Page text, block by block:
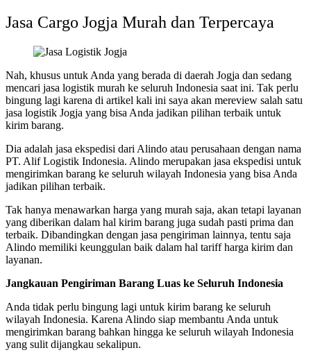
Jasa Cargo Jogja Murah dan Terpercaya
Nah, khusus untuk Anda yang berada di daerah Jogja dan sedang
mencari jasa logistik murah ke seluruh Indonesia saat ini. Tak perlu
bingung lagi karena di artikel kali ini saya akan mereview salah satu
jasa logistik Jogja yang bisa Anda jadikan pilihan terbaik untuk
kirim barang.
Dia adalah jasa ekspedisi dari Alindo atau perusahaan dengan nama
PT. Alif Logistik Indonesia. Alindo merupakan jasa ekspedisi untuk
mengirimkan barang ke seluruh wilayah Indonesia yang bisa Anda
jadikan pilihan terbaik.
Tak hanya menawarkan harga yang murah saja, akan tetapi layanan
yang diberikan dalam hal kirim barang juga sudah pasti prima dan
terbaik. Dibandingkan dengan jasa pengiriman lainnya, tentu saja
Alindo memiliki keunggulan baik dalam hal tariff harga kirim dan
layanan.
Jangkauan Pengiriman Barang Luas ke Seluruh Indonesia
Anda tidak perlu bingung lagi untuk kirim barang ke seluruh
wilayah Indonesia. Karena Alindo siap membantu Anda untuk
mengirimkan barang bahkan hingga ke seluruh wilayah Indonesia
yang sulit dijangkau sekalipun.